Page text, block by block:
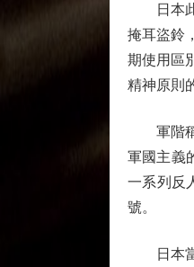
日本此
掩耳盜鈴
期使用區
精神原則
軍階稱
軍國主義
一系列反
號。
日本當